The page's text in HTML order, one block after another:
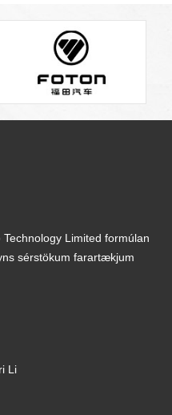
Limited formúlan
sérstökum farartækjum
Li